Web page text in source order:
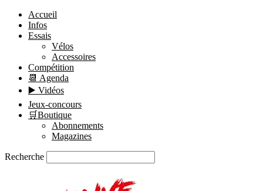
Accueil
Infos
Essais
Vélos
Accessoires
Compétition
📆 Agenda
▶️ Vidéos
Jeux-concours
🛒Boutique
Abonnements
Magazines
Recherche